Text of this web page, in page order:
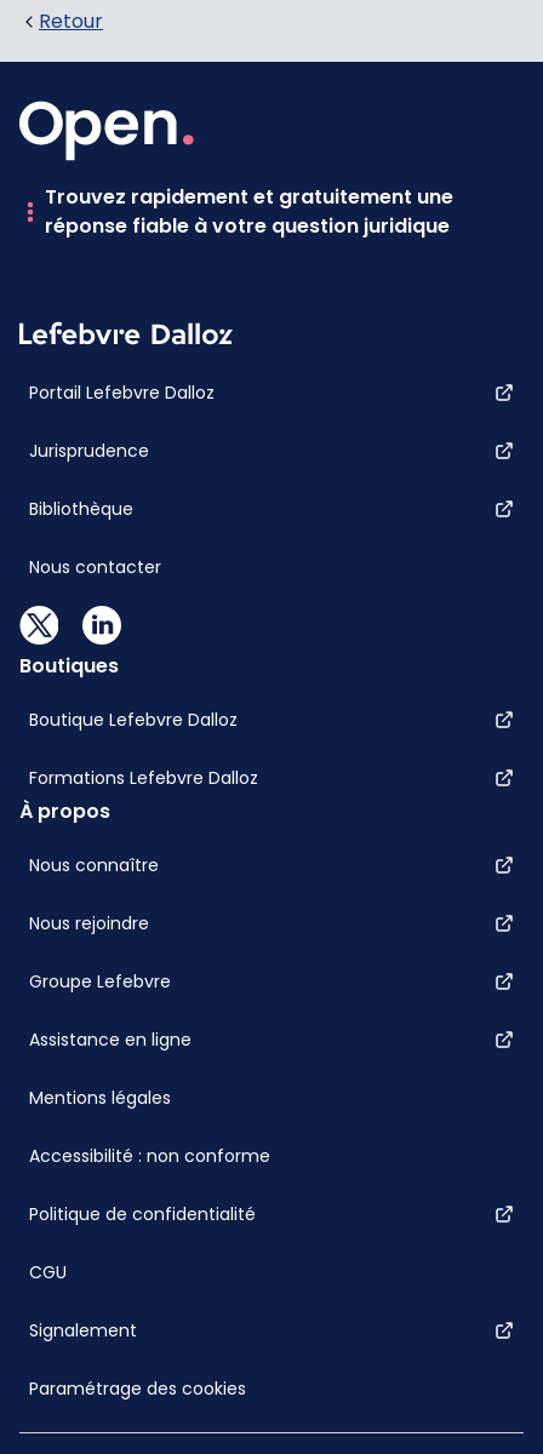
Retour
Trouvez rapidement et gratuitement une
réponse fiable à votre question juridique
Portail Lefebvre Dalloz
Jurisprudence
Bibliothèque
Nous contacter
Boutiques
Boutique Lefebvre Dalloz
Formations Lefebvre Dalloz
À propos
Nous connaître
Nous rejoindre
Groupe Lefebvre
Assistance en ligne
Mentions légales
Accessibilité : non conforme
Politique de confidentialité
CGU
Signalement
Paramétrage des cookies